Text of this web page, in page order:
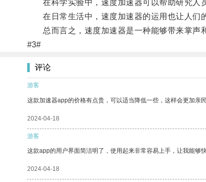
在科学实验中，速度加速器可以帮助研究人
在日常生活中，速度加速器的运用也让人们的
总而言之，速度加速器是一种能够带来掌声
#3#
评论
游客
这款加速器app的价格有点贵，可以适当降低一些，这样会更加亲民
2024-04-18
游客
这款app的用户界面简洁明了，使用起来非常容易上手，让我能够快
2024-04-18